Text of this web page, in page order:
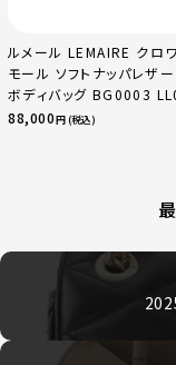
ルメール LEMAIRE クロ
モール ソフトナッパレザ
ボディバッグ BG0003
ック
88,000円 (税込)